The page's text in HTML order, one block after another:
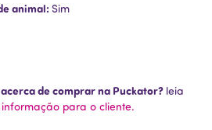
animal: Sim
de comprar na Puckator? leia
para o cliente.